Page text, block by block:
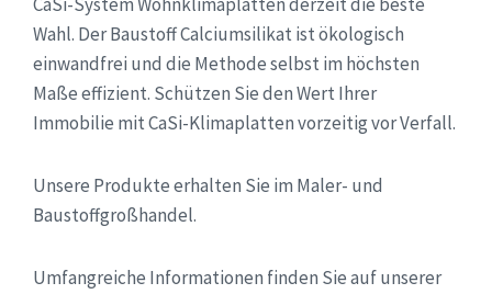
Wahl. Der Baustoff Calciumsilikat ist ökologisch
einwandfrei und die Methode selbst im höchsten
Maße effizient. Schützen Sie den Wert Ihrer
Immobilie mit CaSi-Klimaplatten vorzeitig vor Verfall.
Unsere Produkte erhalten Sie im Maler- und
Baustoffgroßhandel.
Umfangreiche Informationen finden Sie auf unserer